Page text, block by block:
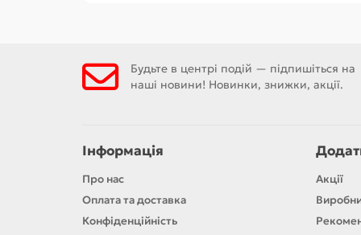
Будьте в центрі подій — підпишіться на
наші новини! Новинки, знижки, акції.
Інформація
Про нас
Оплата та доставка
Конфіденційність
Акції